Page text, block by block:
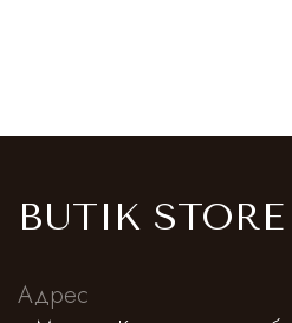
BUTIK STORE
Адрес